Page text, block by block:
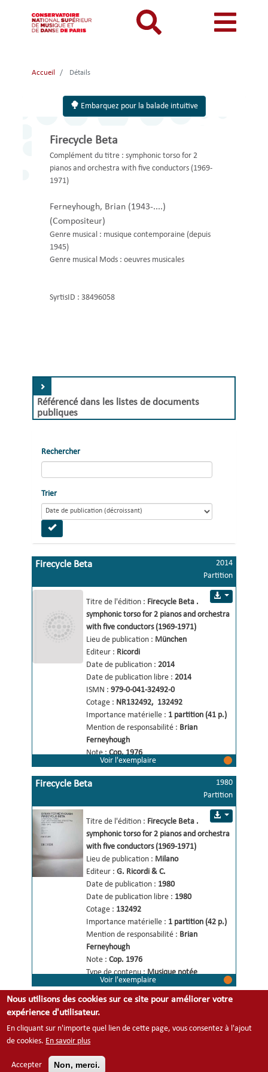
au
contenu
Catalogue
Mon
compte
mobile
Menu
mon
mobile
Je me connecte pour la première fois
J'ai oublié mon mot de passe
Menu
mobile
INFORMATIONS PRATIQUES
LECTURES A VUE
FONDS CDMC-MMC
Accueil Détails
Embarquez pour la balade intuitive
Firecycle Beta
Complément du titre : symphonic torso for 2
pianos and orchestra with five conductors (1969-
1971)
Ferneyhough, Brian (1943-....)
(Compositeur)
Genre musical : musique contemporaine (depuis
1945)
Genre musical Mods : oeuvres musicales
SyrtisID : 38496058
Référencé dans les listes de documents
publiques
Rechercher
Trier
Firecycle Beta
symphonic torso for 2 pianos and
orchestra with five conductors
(1969-1971)
2014
Partition
Titre de l'édition : Firecycle Beta .
symphonic torso for 2 pianos and orchestra
with five conductors (1969-1971)
Lieu de publication : München
Editeur : Ricordi
Date de publication : 2014
Date de publication libre : 2014
ISMN : 979-0-041-32492-0
Cotage : NR132492, 132492
Importance matérielle : 1 partition (41 p.)
Mention de responsabilité : Brian
Ferneyhough
Note : Cop. 1976
Type de contenu : Musique notée
Voir l'exemplaire
Firecycle Beta
symphonic torso for 2 pianos and
orchestra with five conductors
(1969-1971)
1980
Partition
Titre de l'édition : Firecycle Beta .
symphonic torso for 2 pianos and orchestra
with five conductors (1969-1971)
Lieu de publication : Milano
Editeur : G. Ricordi & C.
Date de publication : 1980
Date de publication libre : 1980
Cotage : 132492
Importance matérielle : 1 partition (42 p.)
Mention de responsabilité : Brian
Ferneyhough
Note : Cop. 1976
Type de contenu : Musique notée
Liens de relation Afficher
Sujet: 1
Voir l'exemplaire
Footer
menu
Contact
Plan du site
Nous utilisons des cookies sur ce site pour améliorer votre
expérience d'utilisateur.
En cliquant sur n'importe quel lien de cette page, vous consentez à l'ajout
de cookies. En savoir plus
Accepter Non, merci.